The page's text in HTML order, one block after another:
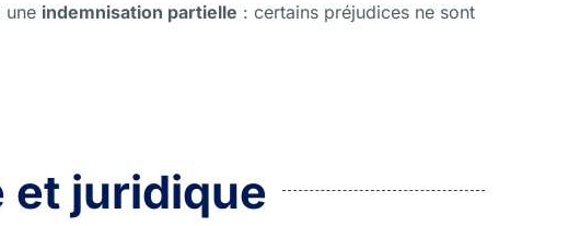
une indemnisation partielle : certains préjudices ne sont
et juridique